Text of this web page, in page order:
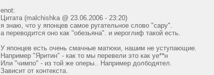
enot:
Цитата (malchishka @ 23.06.2006 - 23:20)
я знаю, что у японцев самое ругательное слово "сару".
а переводится оно как "обезьяна". и иероглиф такой есть.
У японцев есть очень смачные матюки, нашим не уступающие.
Например "Яритин" - как то мы перевели это как уе**н
Или "чимпо" - из той же оперы.. Например долбодятел.
Зависит от контекста.